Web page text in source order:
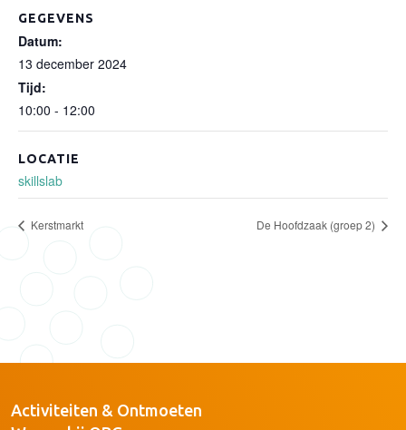
GEGEVENS
Datum:
13 december 2024
Tijd:
10:00 - 12:00
LOCATIE
skillslab
Kerstmarkt De Hoofdzaak (groep 2)
Activiteiten & Ontmoeten